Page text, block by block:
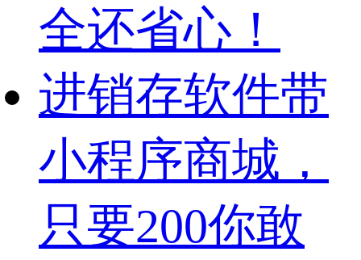
全还省心！
进销存软件带
小程序商城，
只要200你敢